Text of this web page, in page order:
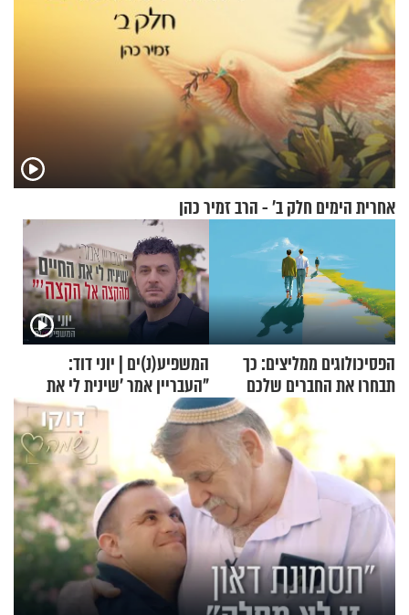
אחרית הימים חלק ב’ - הרב זמיר כהן
הפסיכולוגים ממליצים: כך
תבחרו את החברים שלכם
המשפיע(נ)ים | יוני דוד:
"העבריין אמר 'שינית לי את
החיים מהקצה אל הקצה'"